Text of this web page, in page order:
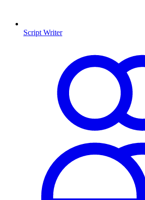
Script Writer